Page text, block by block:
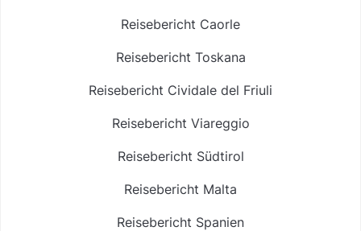
Reisebericht Caorle
Reisebericht Toskana
Reisebericht Cividale del Friuli
Reisebericht Viareggio
Reisebericht Südtirol
Reisebericht Malta
Reisebericht Spanien